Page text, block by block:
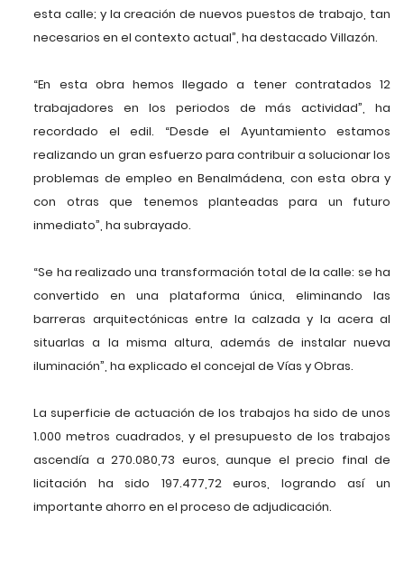
esta calle; y la creación de nuevos puestos de trabajo, tan
necesarios en el contexto actual”, ha destacado Villazón.
“En esta obra hemos llegado a tener contratados 12
trabajadores en los periodos de más actividad”, ha
recordado el edil. “Desde el Ayuntamiento estamos
realizando un gran esfuerzo para contribuir a solucionar los
problemas de empleo en Benalmádena, con esta obra y
con otras que tenemos planteadas para un futuro
inmediato”, ha subrayado.
“Se ha realizado una transformación total de la calle: se ha
convertido en una plataforma única, eliminando las
barreras arquitectónicas entre la calzada y la acera al
situarlas a la misma altura, además de instalar nueva
iluminación”, ha explicado el concejal de Vías y Obras.
La superficie de actuación de los trabajos ha sido de unos
1.000 metros cuadrados, y el presupuesto de los trabajos
ascendía a 270.080,73 euros, aunque el precio final de
licitación ha sido 197.477,72 euros, logrando así un
importante ahorro en el proceso de adjudicación.